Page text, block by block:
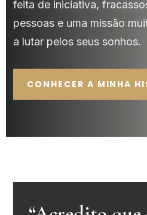
feita de iniciativa,
pessoas e uma missão
a lutar pelos seus sonhos.
CONHECER A MINHA